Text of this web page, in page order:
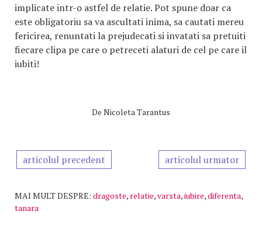
implicate intr-o astfel de relatie. Pot spune doar ca
este obligatoriu sa va ascultati inima, sa cautati mereu
fericirea, renuntati la prejudecati si invatati sa pretuiti
fiecare clipa pe care o petreceti alaturi de cel pe care il
iubiti!
De Nicoleta Tarantus
articolul precedent articolul urmator
MAI MULT DESPRE: dragoste, relatie,varsta,iubire,diferenta,
tanara